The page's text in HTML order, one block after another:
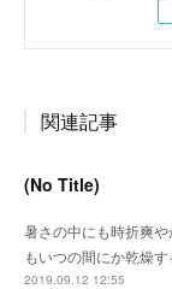
関連記事
(No Title)
暑さの中にも時折爽
もいつの間にか乾燥
2019.09.12 12:55